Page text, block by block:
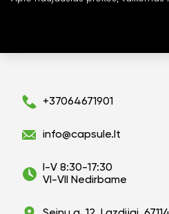
+37064671901
info@capsule.lt
I-V 8:30-17:30
VI-VII Nedirbame